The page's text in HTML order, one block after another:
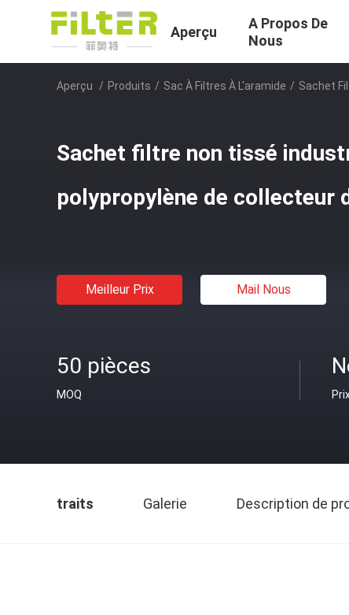
Aperçu
A Propos De
Nous
Aperçu / Produits / Sac À Filtres À L'aramide / Sachet
Sachet filtre non tissé
polypropylène de collecteur
Meilleur Prix Mail Nous
50 pièces
MOQ
traits Galerie Description de